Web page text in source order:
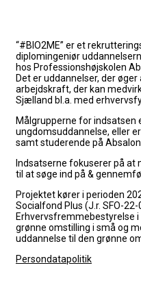
“#BIO2ME” er et
diplomingeniør
hos Professionshøjskolen
Det er uddannelser, der
arbejdskraft, der kan
Sjælland bl.a. med
Målgrupperne for
ungdomsuddannelse, eller
samt studerende på
Indsatserne fokuserer på at
til at søge ind på &
Projektet kører i perioden
Socialfond Plus (J.r. SFO-
Erhvervsfremmebestyrelse i
grønne omstilling i små og
uddannelse til den grønne
Persondatapolitik